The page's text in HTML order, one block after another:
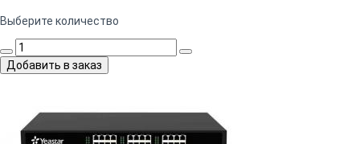
Выберите количество
Добавить в заказ